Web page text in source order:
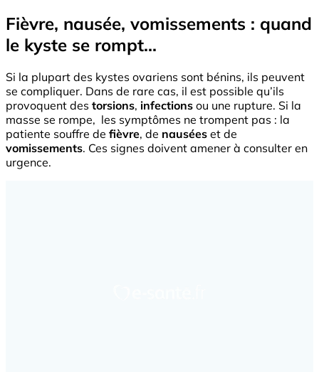
Fièvre, nausée, vomissements : quand
le kyste se rompt...
Si la plupart des kystes ovariens sont bénins, ils peuvent
se compliquer. Dans de rare cas, il est possible qu’ils
provoquent des torsions, infections ou une rupture. Si la
masse se rompe, les symptômes ne trompent pas : la
patiente souffre de fièvre, de nausées et de
vomissements. Ces signes doivent amener à consulter en
urgence.